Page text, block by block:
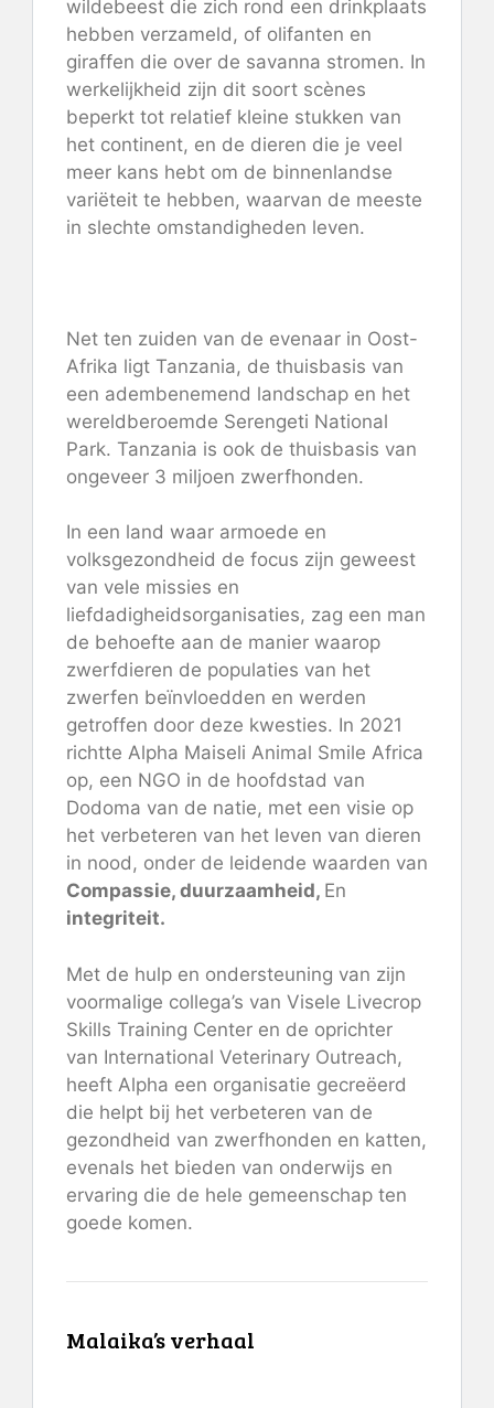
wildebeest die zich rond een drinkplaats
hebben verzameld, of olifanten en
giraffen die over de savanna stromen. In
werkelijkheid zijn dit soort scènes
beperkt tot relatief kleine stukken van
het continent, en de dieren die je veel
meer kans hebt om de binnenlandse
variëteit te hebben, waarvan de meeste
in slechte omstandigheden leven.
Net ten zuiden van de evenaar in Oost-
Afrika ligt Tanzania, de thuisbasis van
een adembenemend landschap en het
wereldberoemde Serengeti National
Park. Tanzania is ook de thuisbasis van
ongeveer 3 miljoen zwerfhonden.
In een land waar armoede en
volksgezondheid de focus zijn geweest
van vele missies en
liefdadigheidsorganisaties, zag een man
de behoefte aan de manier waarop
zwerfdieren de populaties van het
zwerfen beïnvloedden en werden
getroffen door deze kwesties. In 2021
richtte Alpha Maiseli Animal Smile Africa
op, een NGO in de hoofdstad van
Dodoma van de natie, met een visie op
het verbeteren van het leven van dieren
in nood, onder de leidende waarden van
Compassie, duurzaamheid, En
integriteit.
Met de hulp en ondersteuning van zijn
voormalige collega’s van Visele Livecrop
Skills Training Center en de oprichter
van International Veterinary Outreach,
heeft Alpha een organisatie gecreëerd
die helpt bij het verbeteren van de
gezondheid van zwerfhonden en katten,
evenals het bieden van onderwijs en
ervaring die de hele gemeenschap ten
goede komen.
Malaika’s verhaal